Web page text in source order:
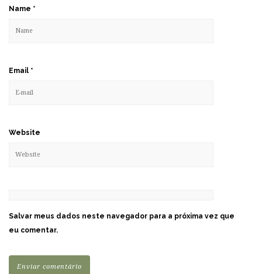
Name *
Email *
Website
Salvar meus dados neste navegador para a próxima vez que
eu comentar.